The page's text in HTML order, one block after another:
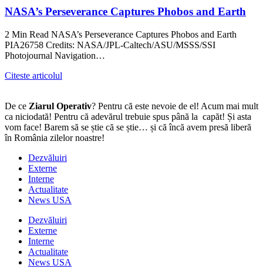
NASA’s Perseverance Captures Phobos and Earth
2 Min Read NASA’s Perseverance Captures Phobos and Earth
PIA26758 Credits: NASA/JPL-Caltech/ASU/MSSS/SSI
Photojournal Navigation…
Citeste articolul
De ce Ziarul Operativ? Pentru că este nevoie de el! Acum mai mult
ca niciodată! Pentru că adevărul trebuie spus până la capăt! Și asta
vom face! Barem să se știe că se știe… și că încă avem presă liberă
în România zilelor noastre!
Dezvăluiri
Externe
Interne
Actualitate
News USA
Dezvăluiri
Externe
Interne
Actualitate
News USA